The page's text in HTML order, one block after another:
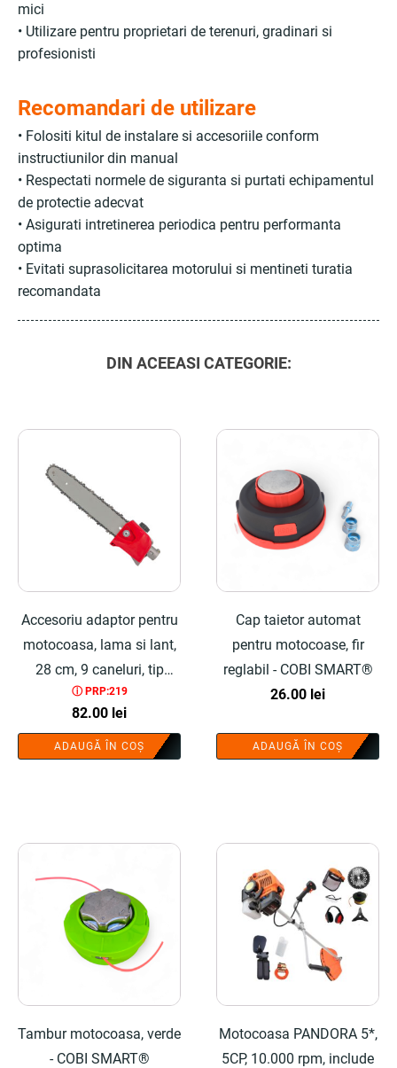
mici
• Utilizare pentru proprietari de terenuri, gradinari si
profesionisti
Recomandari de utilizare
• Folositi kitul de instalare si accesoriile conform
instructiunilor din manual
• Respectati normele de siguranta si purtati echipamentul
de protectie adecvat
• Asigurati intretinerea periodica pentru performanta
optima
• Evitati suprasolicitarea motorului si mentineti turatia
recomandata
DIN ACEEASI CATEGORIE:
Accesoriu adaptor pentru
motocoasa, lama si lant,
28 cm, 9 caneluri, tip
drujba - COBI SMART®
ⓘ PRP:219
82.00 lei
ADAUGĂ ÎN COȘ
Cap taietor automat
pentru motocoase, fir
reglabil - COBI SMART®
26.00 lei
ADAUGĂ ÎN COȘ
Tambur motocoasa, verde
- COBI SMART®
Motocoasa PANDORA 5*,
5CP, 10.000 rpm, include